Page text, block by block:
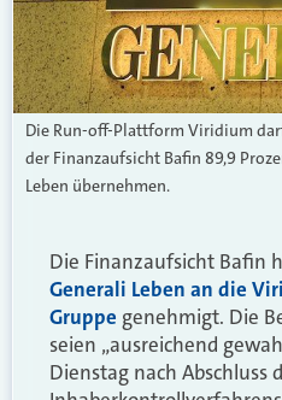
Die Run-off-Plattform Viridium
der Finanzaufsicht Bafin 89,9
Leben übernehmen.
Die Finanzaufsicht Bafin
Generali Leben an die
Gruppe genehmigt. Die
seien „ausreichend
Dienstag nach Abschluss